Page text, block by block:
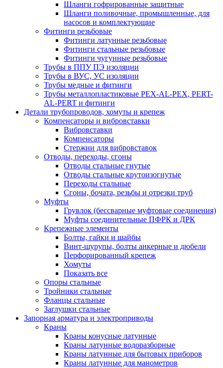
Шланги гофрированные защитные
Шланги поливочные, промышленные, для
насосов и комплектующие
Фитинги резьбовые
Фитинги латунные резьбовые
Фитинги стальные резьбовые
Фитинги чугунные резьбовые
Трубы в ППУ ПЭ изоляции
Трубы в ВУС, УС изоляции
Трубы медные и фитинги
Трубы металлопластиковые PEX-AL-PEX, PERT-
AL-PERT и фитинги
Детали трубопроводов, хомуты и крепеж
Компенсаторы и вибровставки
Вибровставки
Компенсаторы
Стержни для вибровставок
Отводы, переходы, сгоны
Отводы стальные гнутые
Отводы стальные крутоизогнутые
Переходы стальные
Сгоны, бочата, резьбы и отрезки труб
Муфты
Грувлок (бессварные муфтовые соединения)
Муфты соединительные ПФРК и ДРК
Крепежные элементы
Болты, гайки и шайбы
Винт-шурупы, болты анкерные и дюбели
Перфорированный крепеж
Хомуты
Показать все
Опоры стальные
Тройники стальные
Фланцы стальные
Заглушки стальные
Запорная арматура и электроприводы
Краны
Краны конусные латунные
Краны латунные водоразборные
Краны латунные для бытовых приборов
Краны латунные для манометров